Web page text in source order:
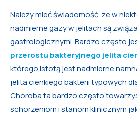
Należy mieć świadomość, że w
nadmierne gazy w jelitach są
gastrologicznymi. Bardzo często
przerostu bakteryjnego jelita
którego istotą jest nadmierne
jelita cienkiego bakterii typowych
Choroba ta bardzo często
schorzeniom i stanom klinicznym